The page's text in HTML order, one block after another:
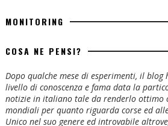
MONITORING
COSA NE PENSI?
Dopo qualche mese di esperimenti, il
livello di conoscenza e fama data la
notizie in italiano tale da renderlo ottimo
mondiali per quanto riguarda corse ed
Unico nel suo genere ed introvabile